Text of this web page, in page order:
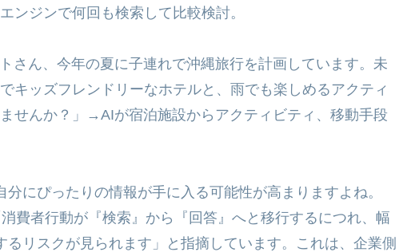
ンジンで何回も検索して比較検討。
さん、今年の夏に子連れで沖縄旅行を計画しています。未
キッズフレンドリーなホテルと、雨でも楽しめるアクティ
せんか？」→AIが宿泊施設からアクティビティ、移動手段
にぴったりの情報が手に入る可能性が高まりますよね。
費者行動が『検索』から『回答』へと移行するにつれ、幅
るリスクが見られます」と指摘しています。これは、企業側